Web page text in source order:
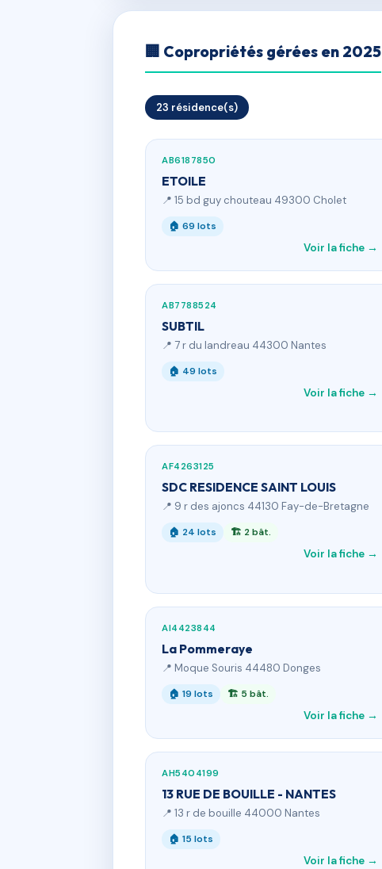
🏢 Copropriétés gérées en 2025
23 résidence(s)
AB6187850
ETOILE
📍 15 bd guy chouteau 49300 Cholet
🏠 69 lots
Voir la fiche →
AB7788524
SUBTIL
📍 7 r du landreau 44300 Nantes
🏠 49 lots
Voir la fiche →
AF4263125
SDC RESIDENCE SAINT LOUIS
📍 9 r des ajoncs 44130 Fay-de-Bretagne
🏠 24 lots 🏗 2 bât.
Voir la fiche →
AI4423844
La Pommeraye
📍 Moque Souris 44480 Donges
🏠 19 lots 🏗 5 bât.
Voir la fiche →
AH5404199
13 RUE DE BOUILLE - NANTES
📍 13 r de bouille 44000 Nantes
🏠 15 lots
Voir la fiche →